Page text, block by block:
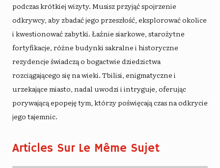
podczas krótkiej wizyty. Musisz przyjąć spojrzenie
odkrywcy, aby zbadać jego przeszłość, eksplorować okolice
i kwestionować zabytki. Łaźnie siarkowe, starożytne
fortyfikacje, różne budynki sakralne i historyczne
rezydencje świadczą o bogactwie dziedzictwa
rozciągającego się na wieki. Tbilisi, enigmatyczne i
urzekające miasto, nadal uwodzi i intryguje, oferując
porywającą epopeję tym, którzy poświęcają czas na odkrycie
jego tajemnic.
Articles Sur Le Même Sujet